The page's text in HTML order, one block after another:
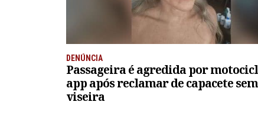
DENÚNCIA
Passageira é agredida por
app após reclamar de capacete sem
viseira